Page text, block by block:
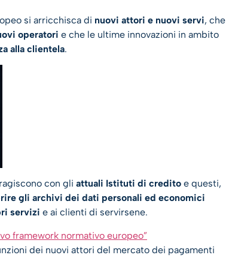
si arricchisca di nuovi attori e nuovi servi, che
operatori e che le ultime innovazioni in ambito
alla clientela.
con gli attuali Istituti di credito e questi,
gli archivi dei dati personali ed economici
servizi e ai clienti di servirsene.
framework normativo europeo”
dei nuovi attori del mercato dei pagamenti